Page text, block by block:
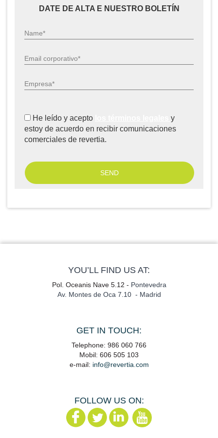
DATE DE ALTA E NUESTRO BOLETÍN
Name*
Email corporativo*
Empresa*
He leído y acepto
y
estoy de acuerdo en recibir comunicaciones
comerciales de revertia.
YOU’LL FIND US AT:
Pol. Oceanis Nave 5.12 - Pontevedra
Av. Montes de Oca 7.10 - Madrid
GET IN TOUCH:
Telephone: 986 060 766
Mobil: 606 505 103
e-mail: info@revertia.com
FOLLOW US ON: